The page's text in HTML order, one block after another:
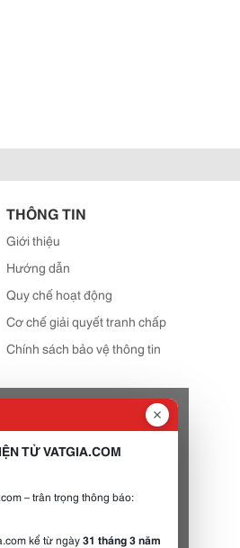
THÔNG TIN
Giới thiệu
Hướng dẫn
Quy chế hoạt động
Cơ chế giải quyết tranh chấp
Chính sách bảo vệ thông tin
TỬ VATGIA.COM
– trân trọng thông báo:
kể từ ngày31 tháng 3 năm